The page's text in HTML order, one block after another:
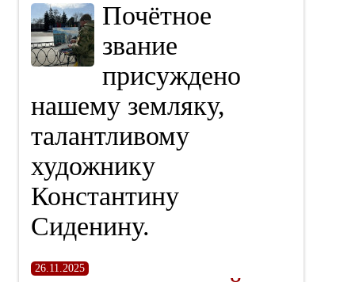
Почётное
звание
присуждено
нашему земляку,
талантливому
художнику
Константину
Сиденину.
26.11.2025